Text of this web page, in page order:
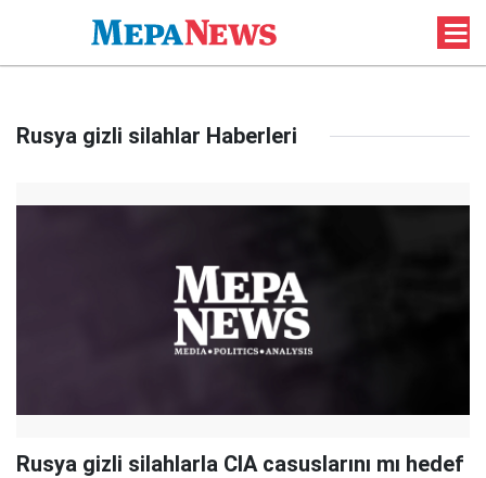
Rusya gizli silahlar Haberleri
Rusya gizli silahlarla CIA casuslarını mı hedef